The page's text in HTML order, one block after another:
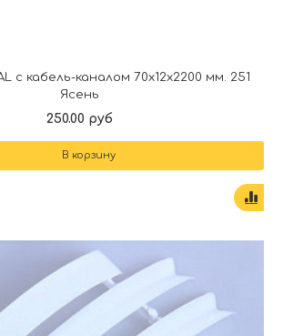
с кабель-каналом 70х12х2200 мм. 251
Ясень
250.00 руб
В корзину